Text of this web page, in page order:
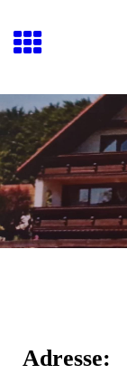
Adresse: